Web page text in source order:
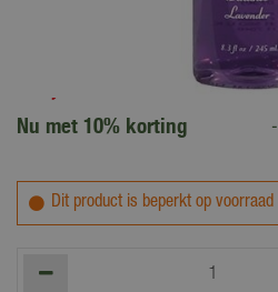
Nu met 10% korting -
Dit product is beperkt op voorraad